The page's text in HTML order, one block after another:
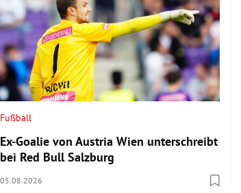
Fußball
Ex-Goalie von Austria Wien unterschreibt
bei Red Bull Salzburg
05.08.2026